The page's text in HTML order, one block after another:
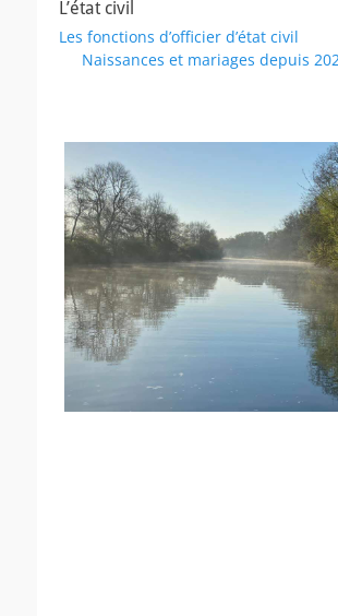
L’état civil
Les fonctions d’officier d’état civil
Naissances et mariages depuis